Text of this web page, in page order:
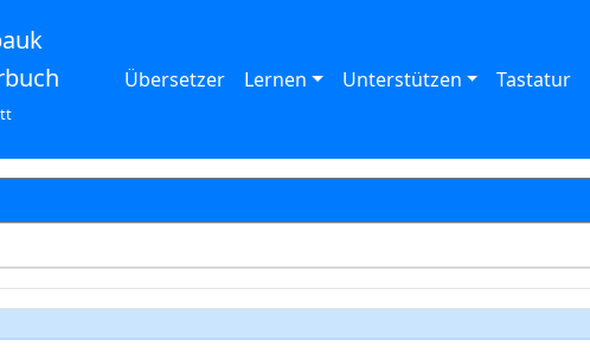
Übersetzer Lernen Unterstützen Tastatur